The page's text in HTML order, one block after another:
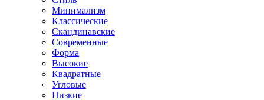
Минимализм
Классические
Скандинавские
Современные
Форма
Высокие
Квадратные
Угловые
Низкие